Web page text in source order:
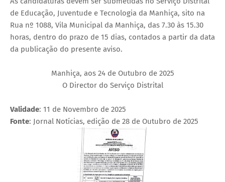
de Educação, Juventude e Tecnologia da Manhiça, sito na
Rua nº 1088, Vila Municipal da Manhiça, das 7.30 às 15.30
horas, dentro do prazo de 15 dias, contados a partir da data
da publicação do presente aviso.
Manhiça, aos 24 de Outubro de 2025
O Director do Serviço Distrital
Validade: 11 de Novembro de 2025
Fonte: Jornal Notícias, edição de 28 de Outubro de 2025